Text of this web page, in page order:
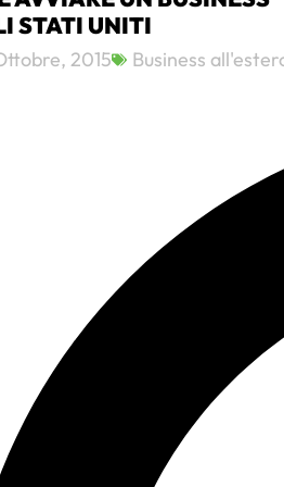
STATI UNITI
2015 Business